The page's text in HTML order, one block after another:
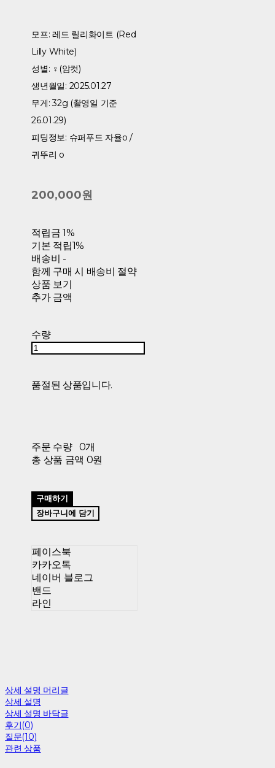
모프: 레드 릴리화이트 (Red
Lilly White)
성별: ♀(암컷)
생년월일: 2025.01.27
무게: 32g (촬영일 기준
26.01.29)
피딩정보: 슈퍼푸드 자율o /
귀뚜리 o
200,000원
적립금 1%
기본 적립1%
배송비 -
함께 구매 시 배송비 절약
상품 보기
추가 금액
수량
품절된 상품입니다.
주문 수량
0개
총 상품 금액 0원
구매하기
장바구니에 담기
페이스북
카카오톡
네이버 블로그
밴드
라인
상세 설명 머리글
상세 설명
상세 설명 바닥글
후기(0)
질문(10)
관련 상품